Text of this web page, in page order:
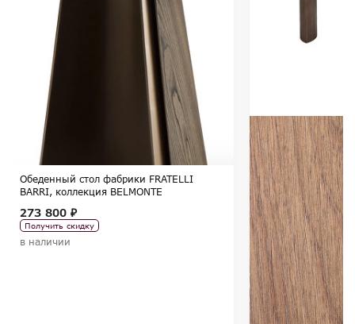
Обеденный стол фабрики FRATELLI
BARRI, коллекция BELMONTE
273 800 ₽
Получить скидку
в наличии